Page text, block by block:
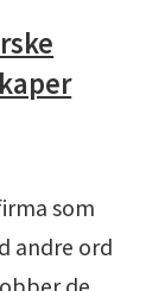
som
andre ord